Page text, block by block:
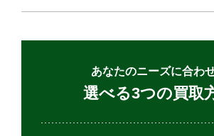
あなたのニーズに合わ
選べる3つの買取